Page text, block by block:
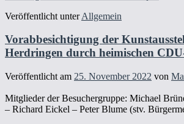
Veröffentlicht unter Allgemein
Vorabbesichtigung der
Herdringen durch heimischen
Veröffentlicht am 25. November 2022 von
Mitglieder der Besuchergruppe: Michael
– Richard Eickel – Peter Blume (stv.